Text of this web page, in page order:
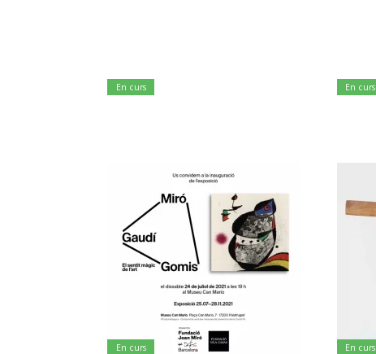
En curs En curs
En curs En curs